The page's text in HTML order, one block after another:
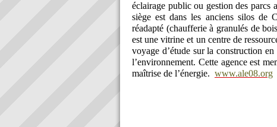
éclairage public ou gestion des parcs
siège est dans les anciens silos de
réadapté (chaufferie à granulés de
est une vitrine et un centre de
voyage d’étude sur la construction
l’environnement. Cette agence est
maîtrise de l’énergie. www.ale08.org